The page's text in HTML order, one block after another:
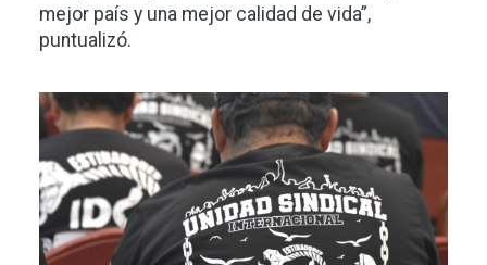
mejor país y una mejor calidad de vida”,
puntualizó.
Imagen